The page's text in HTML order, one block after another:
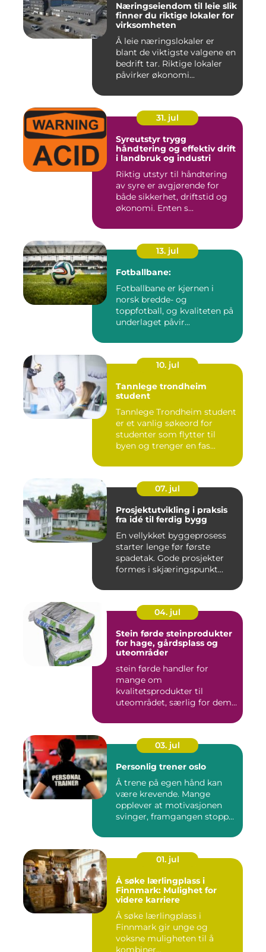
Næringseiendom til leie slik
finner du riktige lokaler for
virksomheten
Å leie næringslokaler er
blant de viktigste valgene en
bedrift tar. Riktige lokaler
påvirker økonomi...
31. jul
Syreutstyr trygg
håndtering og effektiv drift
i landbruk og industri
Riktig utstyr til håndtering
av syre er avgjørende for
både sikkerhet, driftstid og
økonomi. Enten s...
13. jul
Fotballbane:
Fotballbane er kjernen i
norsk bredde- og
toppfotball, og kvaliteten på
underlaget påvir...
10. jul
Tannlege trondheim
student
Tannlege Trondheim student
er et vanlig søkeord for
studenter som flytter til
byen og trenger en fas...
07. jul
Prosjektutvikling i praksis
fra idé til ferdig bygg
En vellykket byggeprosess
starter lenge før første
spadetak. Gode prosjekter
formes i skjæringspunkt...
04. jul
Stein førde steinprodukter
for hage, gårdsplass og
uteområder
stein førde handler for
mange om
kvalitetsprodukter til
uteområdet, særlig for dem
03. jul
Personlig trener oslo
Å trene på egen hånd kan
være krevende. Mange
opplever at motivasjonen
svinger, framgangen stopper
01. jul
Å søke lærlingplass i
Finnmark: Mulighet for
videre karriere
Å søke lærlingplass i
Finnmark gir unge og
voksne muligheten til å
kombiner...